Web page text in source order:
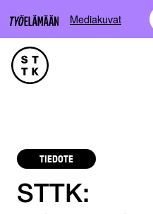
Mediakuvat
TIEDOTE
STTK: